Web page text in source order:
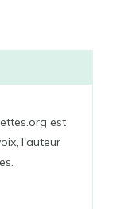
est
l'auteur